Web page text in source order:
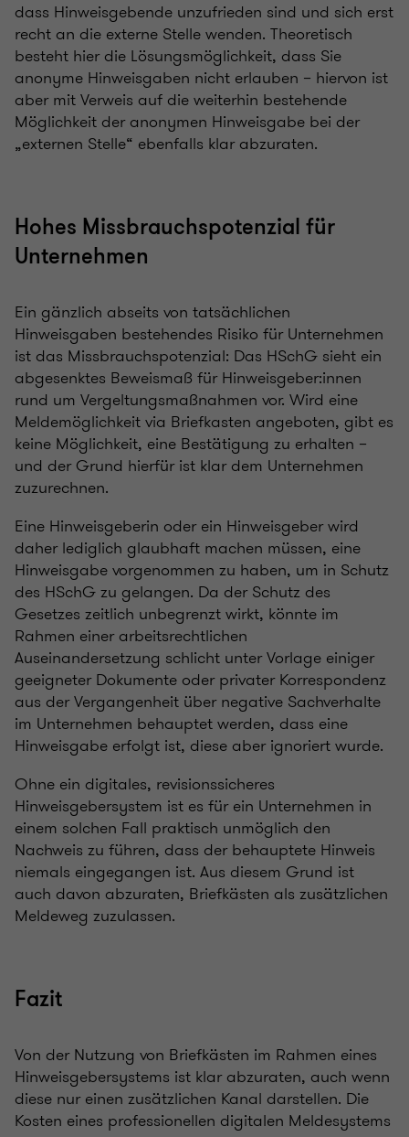
dass Hinweisgebende unzufrieden sind und sich erst
recht an die externe Stelle wenden. Theoretisch
besteht hier die Lösungsmöglichkeit, dass Sie
anonyme Hinweisgaben nicht erlauben – hiervon ist
aber mit Verweis auf die weiterhin bestehende
Möglichkeit der anonymen Hinweisgabe bei der
„externen Stelle“ ebenfalls klar abzuraten.
Hohes Missbrauchspotenzial für
Unternehmen
Ein gänzlich abseits von tatsächlichen
Hinweisgaben bestehendes Risiko für Unternehmen
ist das Missbrauchspotenzial: Das HSchG sieht ein
abgesenktes Beweismaß für Hinweisgeber:innen
rund um Vergeltungsmaßnahmen vor. Wird eine
Meldemöglichkeit via Briefkasten angeboten, gibt es
keine Möglichkeit, eine Bestätigung zu erhalten –
und der Grund hierfür ist klar dem Unternehmen
zuzurechnen.
Eine Hinweisgeberin oder ein Hinweisgeber wird
daher lediglich glaubhaft machen müssen, eine
Hinweisgabe vorgenommen zu haben, um in Schutz
des HSchG zu gelangen. Da der Schutz des
Gesetzes zeitlich unbegrenzt wirkt, könnte im
Rahmen einer arbeitsrechtlichen
Auseinandersetzung schlicht unter Vorlage einiger
geeigneter Dokumente oder privater Korrespondenz
aus der Vergangenheit über negative Sachverhalte
im Unternehmen behauptet werden, dass eine
Hinweisgabe erfolgt ist, diese aber ignoriert wurde.
Ohne ein digitales, revisionssicheres
Hinweisgebersystem ist es für ein Unternehmen in
einem solchen Fall praktisch unmöglich den
Nachweis zu führen, dass der behauptete Hinweis
niemals eingegangen ist. Aus diesem Grund ist
auch davon abzuraten, Briefkästen als zusätzlichen
Meldeweg zuzulassen.
Fazit
Von der Nutzung von Briefkästen im Rahmen eines
Hinweisgebersystems ist klar abzuraten, auch wenn
diese nur einen zusätzlichen Kanal darstellen. Die
Kosten eines professionellen digitalen Meldesystems